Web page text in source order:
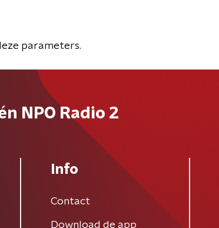
parameters.
NPO Radio 2
Info
Contact
Download de app